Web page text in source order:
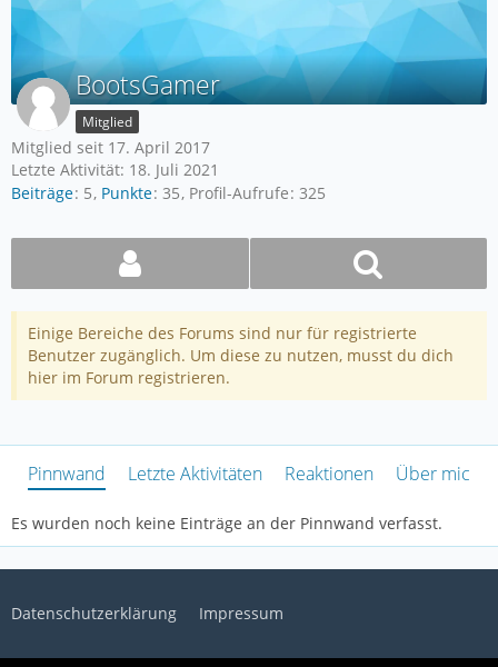
BootsGamer
Mitglied
Mitglied seit 17. April 2017
Letzte Aktivität: 18. Juli 2021
Beiträge 5 Punkte 35 Profil-Aufrufe 325
Einige Bereiche des Forums sind nur für registrierte
Benutzer zugänglich. Um diese zu nutzen, musst du dich
hier im Forum registrieren.
Pinnwand Letzte Aktivitäten Reaktionen Über mich
Es wurden noch keine Einträge an der Pinnwand verfasst.
Datenschutzerklärung Impressum